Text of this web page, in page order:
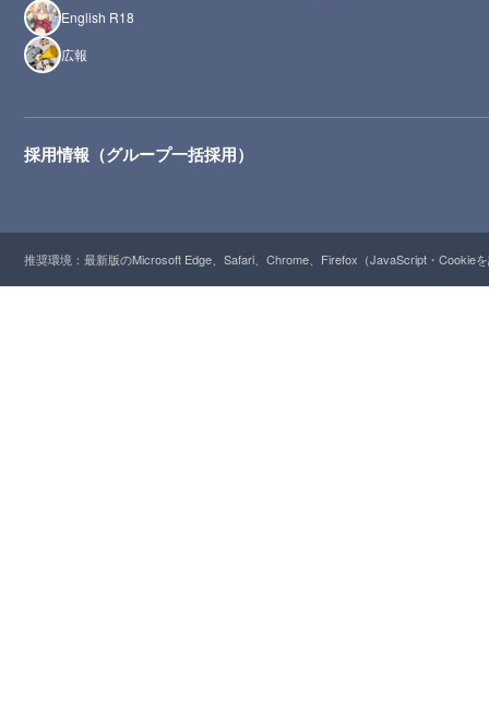
English R18
広報
採用情報（グループ一括採用）
推奨環境：最新版のMicrosoft Edge、Safari、Chrome、Firefox（JavaScript・Cookie